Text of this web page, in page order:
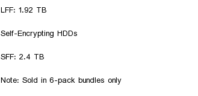
LFF: 1.92 TB
Self-Encrypting HDDs
SFF: 2.4 TB
Note: Sold in 6-pack bundles only